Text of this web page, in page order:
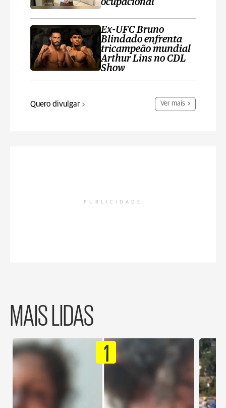
ocupacional
Ex-UFC Bruno
Blindado enfrenta
tricampeão mundial
Arthur Lins no CDL
Show
Quero divulgar Ver mais
PUBLICIDADE
MAIS LIDAS
1